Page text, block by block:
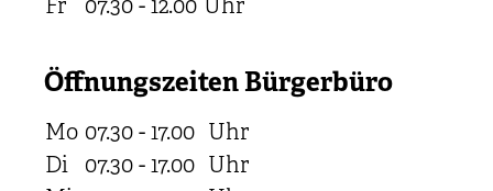
Fr
07.30 - 12.00 Uhr
Öffnungszeiten Bürgerbüro
Mo 07.30 - 17.00 Uhr
Di
07.30 - 17.00 Uhr